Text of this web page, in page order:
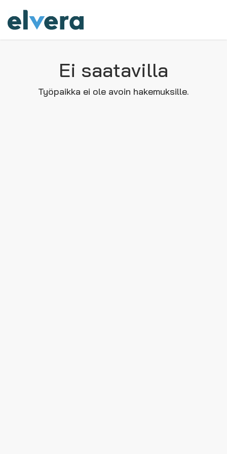
Ei saatavilla
Työpaikka ei ole avoin hakemuksille.